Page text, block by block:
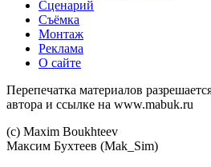
Сценарий
Съёмка
Монтаж
Реклама
О сайте
Перепечатка материалов
автора и ссылке на www.mabuk.ru
(c) Maхim Boukhteev
Максим Бухтеев (Mak_Sim)